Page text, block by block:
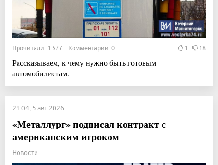
Прочитали: 1 577 Комментарии: 0 1 18
Рассказываем, к чему нужно быть готовым
автомобилистам.
21:04, 5 авг 2026
«Металлург» подписал контракт с
американским игроком
Новости